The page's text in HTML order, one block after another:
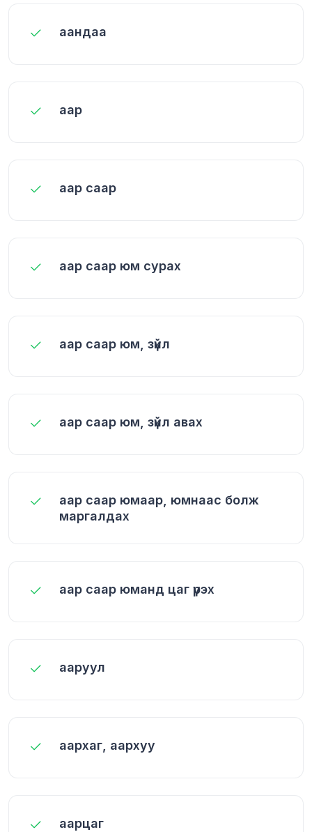
аандаа
аар
аар саар
аар саар юм сурах
аар саар юм, зүйл
аар саар юм, зүйл авах
аар саар юмаар, юмнаас болж
маргалдах
аар саар юманд цаг үрэх
ааруул
аархаг, аархуу
аарцаг